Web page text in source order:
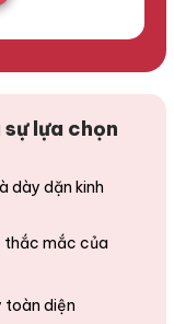
lựa chọn
dày dặn kinh
thắc mắc của
toàn diện